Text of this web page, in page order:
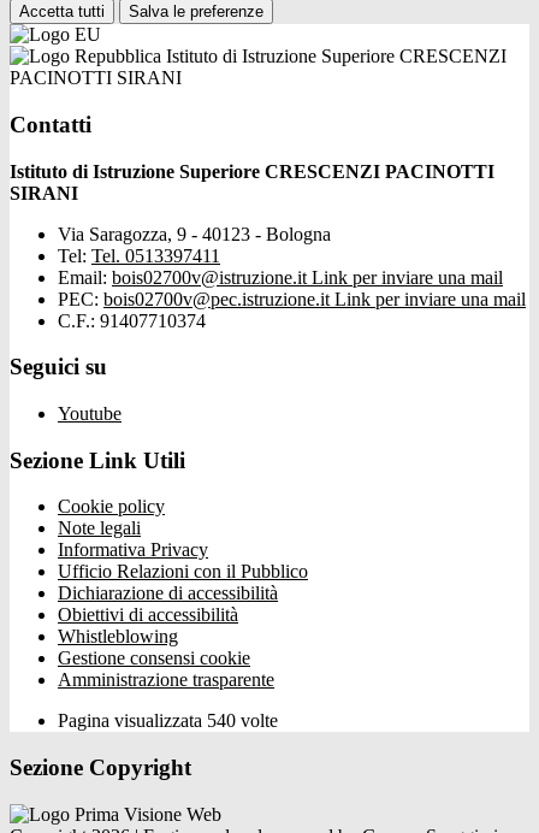
Accetta tutti Salva le preferenze
Istituto di Istruzione Superiore CRESCENZI
PACINOTTI SIRANI
Contatti
Istituto di Istruzione Superiore CRESCENZI PACINOTTI
SIRANI
Via Saragozza, 9 - 40123 - Bologna
Tel: Tel. 0513397411
Email: bois02700v@istruzione.it Link per inviare una mail
PEC: bois02700v@pec.istruzione.it Link per inviare una mail
C.F.: 91407710374
Seguici su
Youtube
Sezione Link Utili
Cookie policy
Note legali
Informativa Privacy
Ufficio Relazioni con il Pubblico
Dichiarazione di accessibilità
Obiettivi di accessibilità
Whistleblowing
Gestione consensi cookie
Amministrazione trasparente
Pagina visualizzata 540 volte
Sezione Copyright